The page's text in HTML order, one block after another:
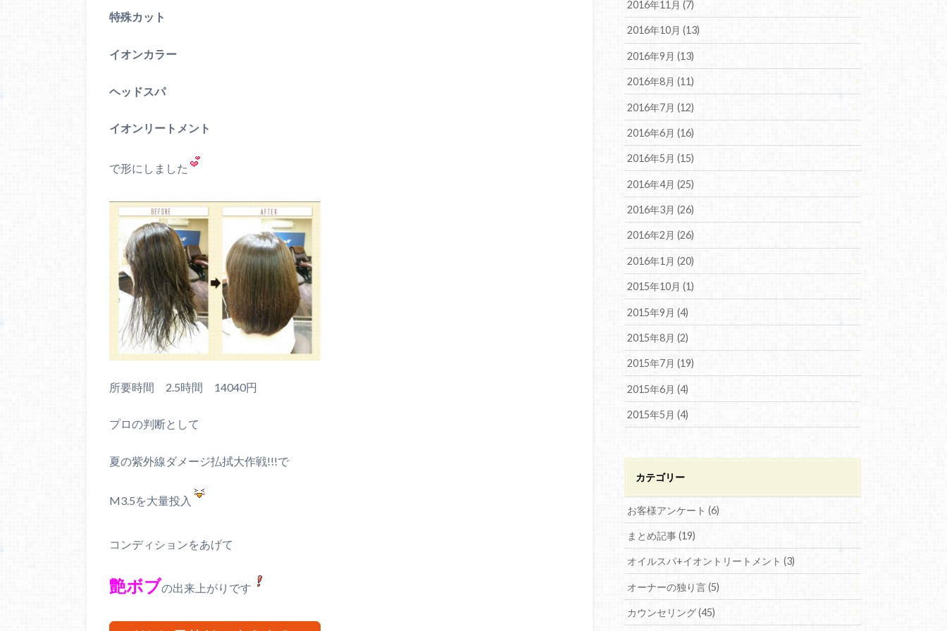
特殊カット
イオンカラー
ヘッドスパ
イオンリートメント
で形にしました
所要時間 2.5時間 14040円
プロの判断として
夏の紫外線ダメージ払拭大作戦!!!で
M3.5を大量投入
コンディションをあげて
艶ボブの出来上がりです
2016年11月 (7)
2016年10月 (13)
2016年9月 (13)
2016年8月 (11)
2016年7月 (12)
2016年6月 (16)
2016年5月 (15)
2016年4月 (25)
2016年3月 (26)
2016年2月 (26)
2016年1月 (20)
2015年10月 (1)
2015年9月 (4)
2015年8月 (2)
2015年7月 (19)
2015年6月 (4)
2015年5月 (4)
カテゴリー
お客様アンケート (6)
まとめ記事 (19)
オイルスパ+イオントリートメント (3)
オーナーの独り言 (5)
カウンセリング (45)